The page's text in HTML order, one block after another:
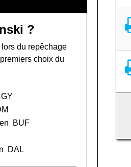
?
du repêchage
choix du
BUF
DAL